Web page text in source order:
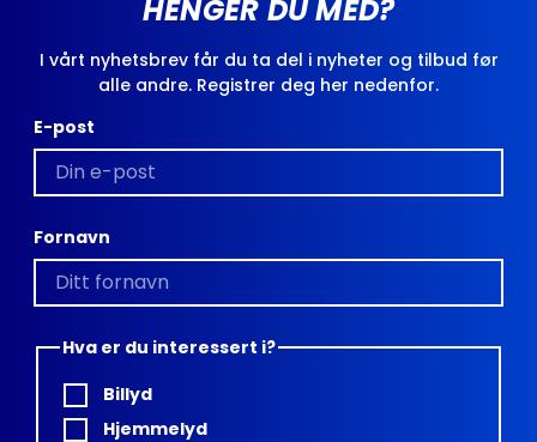
HENGER DU MED?
I vårt nyhetsbrev får du ta del i nyheter og tilbud før
alle andre. Registrer deg her nedenfor.
E-post
Fornavn
Hva er du interessert i?
Billyd
Hjemmelyd